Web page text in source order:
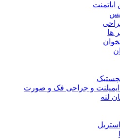
اباتمنت
ها
و جراحی فک و صورت
لثه